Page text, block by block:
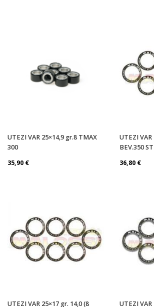
UTEZI VAR 25×14,9 gr.8 TMAX
300
35,90 €
UTEZI
BEV.350 ST
36,80 €
UTEZI VAR 25×17 gr. 14,0 (8
UTEZI VAR